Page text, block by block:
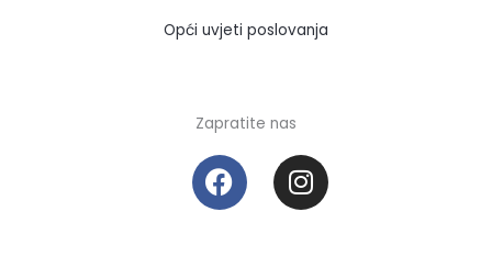
Opći uvjeti poslovanja
Zapratite nas
F
a
c
I
n
s